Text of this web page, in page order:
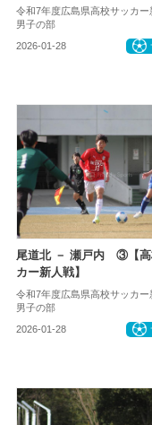
令和7年度広島県高校サッカー
男子の部
2026-01-28
尾道北 － 瀬戸内 ③【高
カー新人戦】
令和7年度広島県高校サッカー
男子の部
2026-01-28